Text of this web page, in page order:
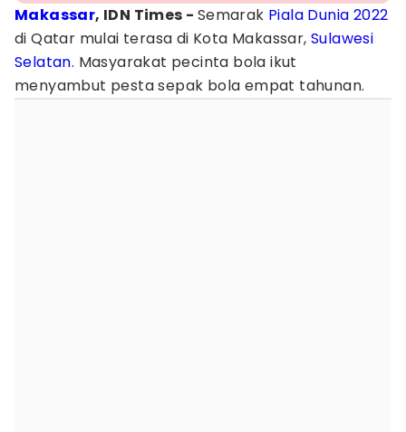
Makassar, IDN Times - Semarak Piala Dunia 2022
di Qatar mulai terasa di Kota Makassar, Sulawesi
Selatan. Masyarakat pecinta bola ikut
menyambut pesta sepak bola empat tahunan.